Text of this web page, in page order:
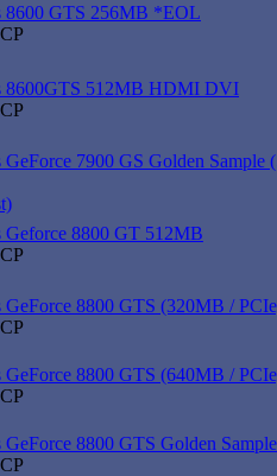
8600 GTS 256MB *EOL
8600GTS 512MB HDMI DVI
7900 GS Golden Sample
Geforce 8800 GT 512MB
8800 GTS (320MB /
8800 GTS (640MB /
8800 GTS Golden